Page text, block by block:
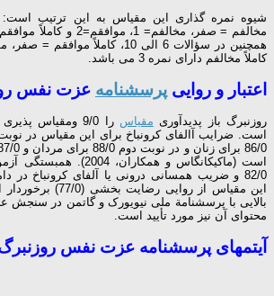
کاملاً مخالفم دارای نمره 3 می باشد.
اعتبار و روایی پرسشنامه عزت نفس
روزنبرگ باز پدیدآوری مقیاس
این مقیاس از روایی
بالایی با پرسشنامة ملی نیویورک و گاتمن در سنجش
محتوای آن نیز مورد تأیید است.
آیتمهای پرسشنامه عزت نفس